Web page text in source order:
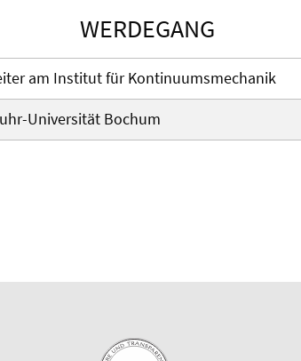
WERDEGANG
am Institut für Kontinuumsmechanik
Universität Bochum